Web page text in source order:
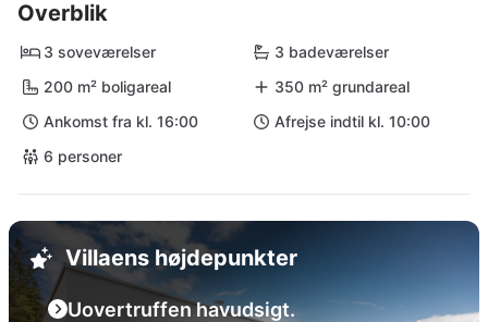
Overblik
3 soveværelser
3 badeværelser
200 m² boligareal
350 m² grundareal
Ankomst fra kl. 16:00
Afrejse indtil kl. 10:00
6 personer
Villaens højdepunkter
Uovertruffen havudsigt.